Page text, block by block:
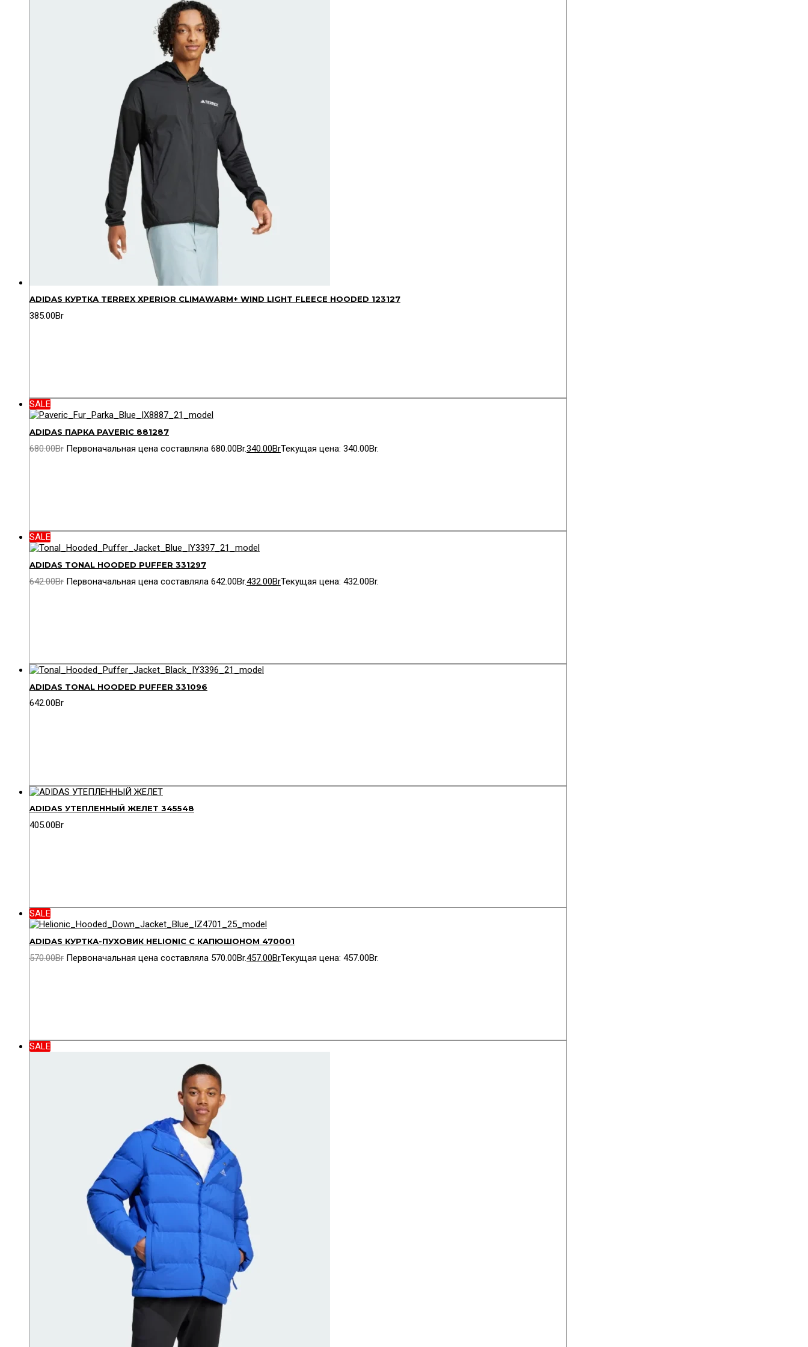
ADIDAS КУРТКА TERREX XPERIOR CLIMAWARM+ WIND LIGHT FLEECE HOODED 123127
385.00Br
SALE
ADIDAS ПАРКА PAVERIC 881287
680.00Br Первоначальная цена составляла 680.00Br.340.00BrТекущая цена: 340.00Br.
SALE
ADIDAS TONAL HOODED PUFFER 331297
642.00Br Первоначальная цена составляла 642.00Br.432.00BrТекущая цена: 432.00Br.
ADIDAS TONAL HOODED PUFFER 331096
642.00Br
ADIDAS УТЕПЛЕННЫЙ ЖЕЛЕТ 345548
405.00Br
SALE
ADIDAS КУРТКА-ПУХОВИК HELIONIC С КАПЮШОНОМ 470001
570.00Br Первоначальная цена составляла 570.00Br.457.00BrТекущая цена: 457.00Br.
SALE